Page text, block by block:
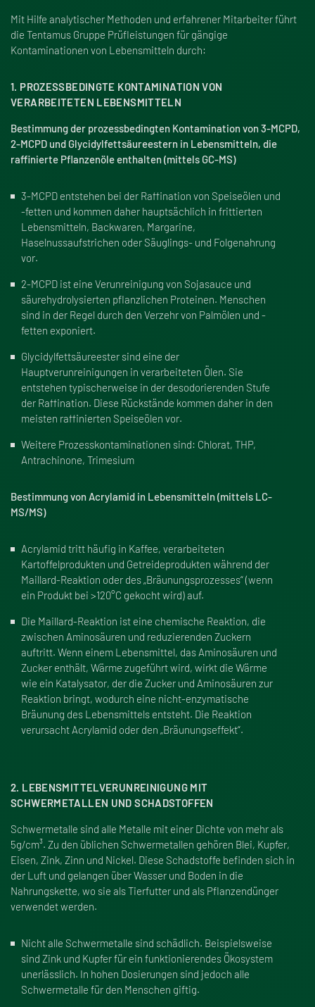
Mit Hilfe analytischer Methoden und erfahrener Mitarbeiter führt
die Tentamus Gruppe Prüfleistungen für gängige
Kontaminationen von Lebensmitteln durch:
1. PROZESSBEDINGTE KONTAMINATION VON
VERARBEITETEN LEBENSMITTELN
Bestimmung der prozessbedingten Kontamination von 3-MCPD,
2-MCPD und Glycidylfettsäureestern in Lebensmitteln, die
raffinierte Pflanzenöle enthalten (mittels GC-MS)
3-MCPD entstehen bei der Raffination von Speiseölen und
-fetten und kommen daher hauptsächlich in frittierten
Lebensmitteln, Backwaren, Margarine,
Haselnussaufstrichen oder Säuglings- und Folgenahrung
vor.
2-MCPD ist eine Verunreinigung von Sojasauce und
säurehydrolysierten pflanzlichen Proteinen. Menschen
sind in der Regel durch den Verzehr von Palmölen und -
fetten exponiert.
Glycidylfettsäureester sind eine der
Hauptverunreinigungen in verarbeiteten Ölen. Sie
entstehen typischerweise in der desodorierenden Stufe
der Raffination. Diese Rückstände kommen daher in den
meisten raffinierten Speiseölen vor.
Weitere Prozesskontaminationen sind: Chlorat, THP,
Antrachinone, Trimesium
Bestimmung von Acrylamid in Lebensmitteln (mittels LC-
MS/MS)
Acrylamid tritt häufig in Kaffee, verarbeiteten
Kartoffelprodukten und Getreideprodukten während der
Maillard-Reaktion oder des „Bräunungsprozesses“ (wenn
ein Produkt bei >120°C gekocht wird) auf.
Die Maillard-Reaktion ist eine chemische Reaktion, die
zwischen Aminosäuren und reduzierenden Zuckern
auftritt. Wenn einem Lebensmittel, das Aminosäuren und
Zucker enthält, Wärme zugeführt wird, wirkt die Wärme
wie ein Katalysator, der die Zucker und Aminosäuren zur
Reaktion bringt, wodurch eine nicht-enzymatische
Bräunung des Lebensmittels entsteht. Die Reaktion
verursacht Acrylamid oder den „Bräunungseffekt“.
2. LEBENSMITTELVERUNREINIGUNG MIT
SCHWERMETALLEN UND SCHADSTOFFEN
Schwermetalle sind alle Metalle mit einer Dichte von mehr als
5g/cm³. Zu den üblichen Schwermetallen gehören Blei, Kupfer,
Eisen, Zink, Zinn und Nickel. Diese Schadstoffe befinden sich in
der Luft und gelangen über Wasser und Boden in die
Nahrungskette, wo sie als Tierfutter und als Pflanzendünger
verwendet werden.
Nicht alle Schwermetalle sind schädlich. Beispielsweise
sind Zink und Kupfer für ein funktionierendes Ökosystem
unerlässlich. In hohen Dosierungen sind jedoch alle
Schwermetalle für den Menschen giftig.